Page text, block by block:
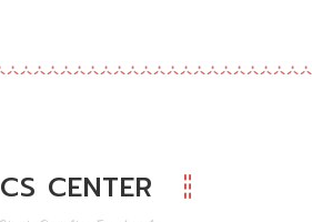
CS CENTER